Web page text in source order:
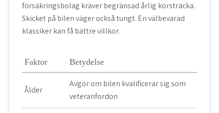
försäkringsbolag kräver begränsad årlig körsträcka.
Skicket på bilen väger också tungt. En välbevarad
klassiker kan få bättre villkor.
Faktor Betydelse
Ålder
Avgör om bilen kvalificerar sig som
veteranfordon